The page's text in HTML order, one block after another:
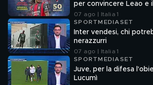
per convincere Leao e
07 ago | Italia 1
SPORTMEDIASET
Inter vendesi, chi
nerazzurri
07 ago | Italia 1
SPORTMEDIASET
Juve, per la difesa
Lucumì